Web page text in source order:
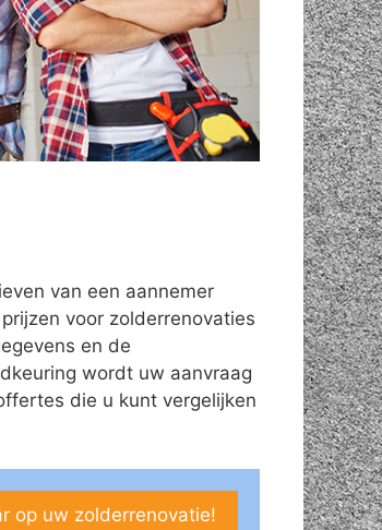
van een aannemer
voor zolderrenovaties
en de
wordt uw aanvraag
die u kunt vergelijken
op uw zolderrenovatie!